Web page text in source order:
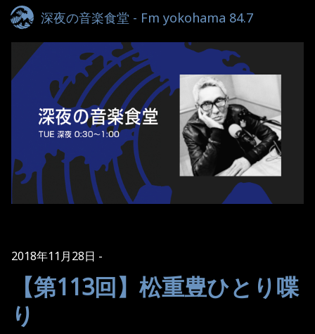
深夜の音楽食堂 - Fm yokohama 84.7
2018年11月28日
【第113回】松重豊ひとり喋
り